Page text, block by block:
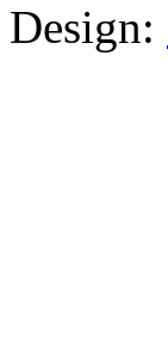
Design: